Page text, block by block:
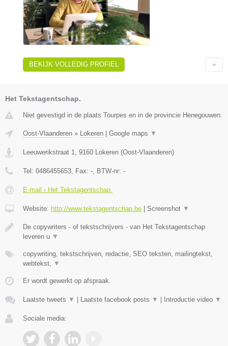
BEKIJK VOLLEDIG PROFIEL
Het Tekstagentschap.
Niet gevestigd in de plaats Tourpes en in de provincie Henegouwen.
Oost-Vlaanderen » Lokeren Google maps ▼
Leeuwerikstraat 1, 9160 Lokeren (Oost-Vlaanderen)
Tel: 0486455653, Fax: -, BTW-nr: -
E-mail › Het Tekstagentschap.
Website: http://www.tekstagentschap.be Screenshot ▼
De copywriters - of tekstschrijvers - van Het Tekstagentschap
leveren u ▼
copywriting, tekstschrijven, redactie, SEO teksten, mailingtekst,
webtekst, ▼
Er wordt gewerkt op afspraak.
Laatste tweets ▼ Laatste facebook posts ▼ Introductie video ▼
Sociale media: